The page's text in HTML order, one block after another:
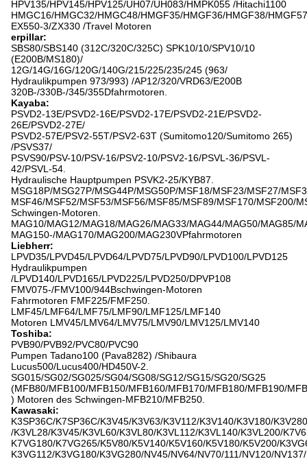
HPV135/HPV145/HPV125/UH07/UH083/HMPK055 /Hitachi1100
HMGC16/HMGC32/HMGC48/HMGF35/HMGF36/HMGF38/
EX550-3/ZX330 /Travel Motoren
erpillar:
SBS80/SBS140 (312C/320C/325C) SPK10/10/SPV10/10
(E200B/MS180)/
12G/14G/16G/120G/140G/215/225/235/245 (963/
Hydraulikpumpen 973/993) /AP12/320/VRD63/E200B
320B-/330B-/345/355Dfahrmotoren.
Kayaba:
PSVD2-13E/PSVD2-16E/PSVD2-17E/PSVD2-21E/PSVD2-
26E/PSVD2-27E/
PSVD2-57E/PSV2-55T/PSV2-63T (Sumitomo120/Sumitomo 265)
/PSVS37/
PSVS90/PSV-10/PSV-16/PSV2-10/PSV2-16/PSVL-36/PSVL-
42/PSVL-54.
Hydraulische Hauptpumpen PSVK2-25/KYB87.
MSG18P/MSG27P/MSG44P/MSG50P/MSF18/MSF23/MSF27/
MSF46/MSF52/MSF53/MSF56/MSF85/MSF89/MSF170/MSF200/
Schwingen-Motoren.
MAG10/MAG12/MAG18/MAG26/MAG33/MAG44/MAG50/MAG85/
MAG150-/MAG170/MAG200/MAG230VPfahrmotoren
Liebherr:
LPVD35/LPVD45/LPVD64/LPVD75/LPVD90/LPVD100/LPVD125
Hydraulikpumpen
/LPVD140/LPVD165/LPVD225/LPVD250/DPVP108
FMV075-/FMV100/944Bschwingen-Motoren
Fahrmotoren FMF225/FMF250.
LMF45/LMF64/LMF75/LMF90/LMF125/LMF140
Motoren LMV45/LMV64/LMV75/LMV90/LMV125/LMV140
Toshiba:
PVB90/PVB92/PVC80/PVC90
Pumpen Tadano100 (Pava8282) /Shibaura
Lucus500/Lucus400/HD450V-2.
SG015/SG02/SG025/SG04/SG08/SG12/SG15/SG20/SG25
(MFB80/MFB100/MFB150/MFB160/MFB170/MFB180/MFB190/
) Motoren des Schwingen-MFB210/MFB250.
Kawasaki:
K3SP36C/K7SP36C/K3V45/K3V63/K3V112/K3V140/K3V180/K3V280
/K3VL28/K3V45/K3VL60/K3VL80/K3VL112/K3VL140/K3VL200/
K7VG180/K7VG265/K5V80/K5V140/K5V160/K5V180/K5V200/
K3VG112/K3VG180/K3VG280/NV45/NV64/NV70/111/NV120/